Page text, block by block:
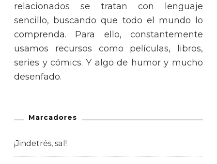
relacionados se tratan con lenguaje
sencillo, buscando que todo el mundo lo
comprenda. Para ello, constantemente
usamos recursos como películas, libros,
series y cómics. Y algo de humor y mucho
desenfado.
Marcadores
¡Jindetrés, sal!